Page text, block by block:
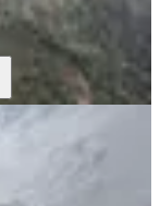
Merkeze 5 Dk